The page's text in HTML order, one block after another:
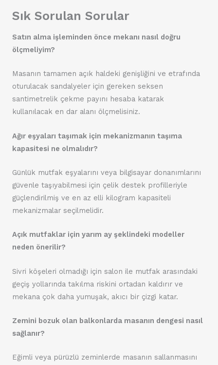
Sık Sorulan Sorular
Satın alma işleminden önce mekanı nasıl doğru
ölçmeliyim?
Masanın tamamen açık haldeki genişliğini ve etrafında
oturulacak sandalyeler için gereken seksen
santimetrelik çekme payını hesaba katarak
kullanılacak en dar alanı ölçmelisiniz.
Ağır eşyaları taşımak için mekanizmanın taşıma
kapasitesi ne olmalıdır?
Günlük mutfak eşyalarını veya bilgisayar donanımlarını
güvenle taşıyabilmesi için çelik destek profilleriyle
güçlendirilmiş ve en az elli kilogram kapasiteli
mekanizmalar seçilmelidir.
Açık mutfaklar için yarım ay şeklindeki modeller
neden önerilir?
Sivri köşeleri olmadığı için salon ile mutfak arasındaki
geçiş yollarında takılma riskini ortadan kaldırır ve
mekana çok daha yumuşak, akıcı bir çizgi katar.
Zemini bozuk olan balkonlarda masanın dengesi nasıl
sağlanır?
Eğimli veya pürüzlü zeminlerde masanın sallanmasını